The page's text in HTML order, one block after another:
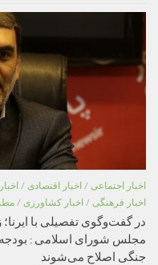
اخبار اجتماعی / اخبار اقتصادی /
اخبار فرهنگی / اخبار کشاورزی /
در گفت‌وگوی تفصیلی با ایرنا؛
جنگی اصلاح می‌شوند